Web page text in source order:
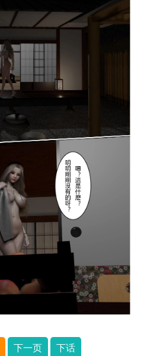
下一页 下话